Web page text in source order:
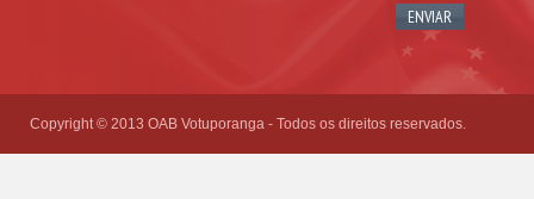
Copyright © 2013 OAB Votuporanga - Todos os direitos reservados.